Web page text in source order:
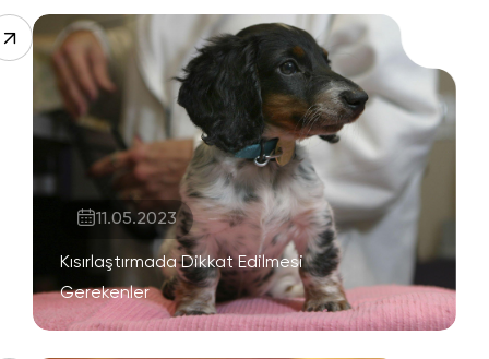
11.05.2023
Kısırlaştırmada Dikkat Edilmesi
Gerekenler